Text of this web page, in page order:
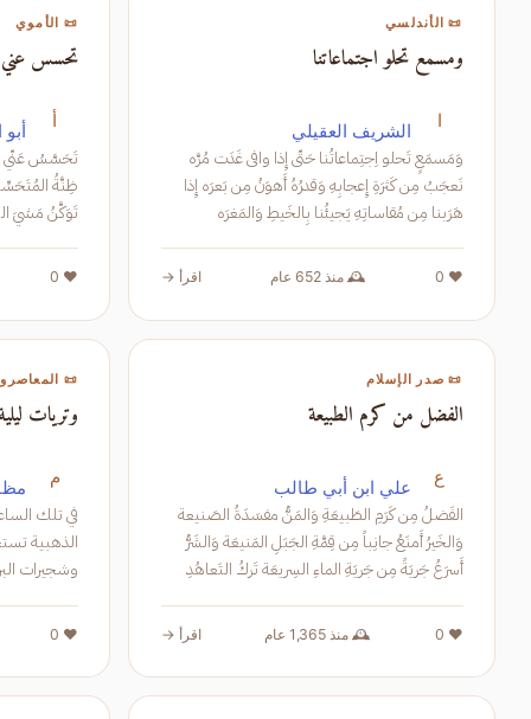
📜 الأندلسي
ومسمع تحلو اجتماعاتنا
ا الشريف العقيلي
وَمَسمَعٍ تَحلو اِجتِماعاتُنا حَتّى إِذا وافى غَدَت مُرَّه
نَعجَبُ مِن كَثرَةِ إِعجابِهِ وَقدرُهُ أَهوَنُ مِن بَعرَه إِذا
هَرَبنا مِن مُقاساتِهِ يَجيئُنا بِالخَيطِ وَالمَغرَه
❤️ 0 🕰️ منذ 652 عام اقرأ →
📜 الأموي
تحسس عني
أ
❤️ 0
📜 صدر الإسلام
الفضل من كرم الطبيعة
ع علي ابن أبي طالب
الفَضلُ مِن كَرَمِ الطَبيعَةِ وَالمَنُّ مفسَدَةُ الصَنيعة
وَالخَيرُ أَمنَعُ جانِباً مِن قِمَّةِ الجَبَلِ المَنيعَة وَالشَرُّ
أَسرَعُ جَريَةً مِن جَريَةِ الماءِ السِريعَة تَركُ التَعاهُدِ
❤️ 0 🕰️ منذ 1,365 عام اقرأ →
📜
وتريات
م
النهدين إناء **** في ت
❤️ 0